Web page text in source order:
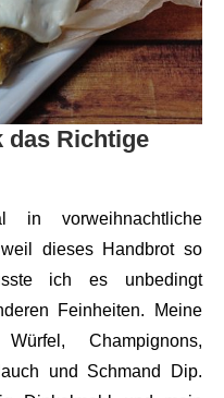
das Richtige
vorweihnachtliche
dieses Handbrot so
ich es unbedingt
Feinheiten. Meine
Champignons,
und Schmand Dip.